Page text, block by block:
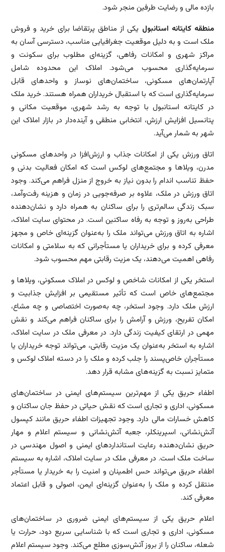
بازده مالی و رضایت طرفین منجر شود.
منطقه کایتانه استانبول یکی از مناطق پرتقاضا برای خرید و فروش
ملک است و به دلیل موقعیت جغرافیایی مناسب، دسترسی آسان به
مراکز شهری و امکانات رفاهی، گزینه‌ای مطلوب برای سکونت و
سرمایه‌گذاری محسوب می‌شود. املاک این محدوده شامل
آپارتمان‌های مسکونی، ساختمان‌های نوساز و واحدهای قابل
سرمایه‌گذاری است که با استقبال خریداران همراه هستند. خرید ملک
در کایتانه استانبول با توجه به رشد شهری، موقعیت مکانی و
پتانسیل افزایش ارزش، انتخابی منطقی و آینده‌دار در بازار املاک این
شهر به شمار می‌آید.
اتاق ورزش یکی از امکانات جذاب و ارزش‌افزا در واحدهای مسکونی
مدرن، ویلاها و مجتمع‌های لوکس است که امکان فعالیت بدنی و
حفظ تناسب اندام را بدون نیاز به خروج از منزل فراهم می‌کند. وجود
اتاق ورزش در ملک، علاوه بر صرفه‌جویی در زمان و هزینه رفت‌وآمد،
سبک زندگی سالم‌تری را برای ساکنان به همراه دارد و نشان‌دهنده
طراحی به‌روز و توجه به رفاه ساکنین است. در محتوای سایت املاک،
اشاره به اتاق ورزش می‌تواند ملک را به‌عنوان گزینه‌ای خاص و مجهز
معرفی کرده و برای خریداران یا مستأجرانی که به سلامتی و امکانات
رفاهی اهمیت می‌دهند، یک مزیت رقابتی مهم محسوب شود.
استخر یکی از امکانات شاخص و لوکس در املاک مسکونی، ویلاها و
مجتمع‌های خاص است که تأثیر مستقیمی بر افزایش جذابیت و
ارزش ملک دارد. وجود استخر، چه به‌صورت اختصاصی و چه مشاع،
امکان تفریح، ورزش و آرامش را برای ساکنان فراهم می‌کند و نقش
مهمی در ارتقای کیفیت زندگی دارد. در معرفی ملک در سایت املاک،
اشاره به استخر به‌عنوان یک مزیت رقابتی، می‌تواند توجه خریداران یا
مستأجران خاص‌پسند را جلب کرده و ملک را در دسته املاک لوکس و
متمایز نسبت به گزینه‌های مشابه قرار دهد.
اطفاء حریق یکی از مهم‌ترین سیستم‌های ایمنی در ساختمان‌های
مسکونی، اداری و تجاری است که نقش حیاتی در حفظ جان ساکنان و
کاهش خسارات مالی دارد. وجود تجهیزات اطفاء حریق مانند کپسول
آتش‌نشانی، اسپرینکلر، جعبه آتش‌نشانی و سیستم اعلام و مهار
حریق نشان‌دهنده رعایت استانداردهای ایمنی و اصول مهندسی در
ساخت ملک است. در معرفی ملک در سایت املاک، اشاره به سیستم
اطفاء حریق می‌تواند حس اطمینان و امنیت را به خریدار یا مستأجر
منتقل کرده و ملک را به‌عنوان گزینه‌ای ایمن، اصولی و قابل اعتماد
معرفی کند.
اعلام حریق یکی از سیستم‌های ایمنی ضروری در ساختمان‌های
مسکونی، اداری و تجاری است که با شناسایی سریع دود، حرارت یا
شعله، ساکنان را از بروز آتش‌سوزی مطلع می‌کند. وجود سیستم اعلام